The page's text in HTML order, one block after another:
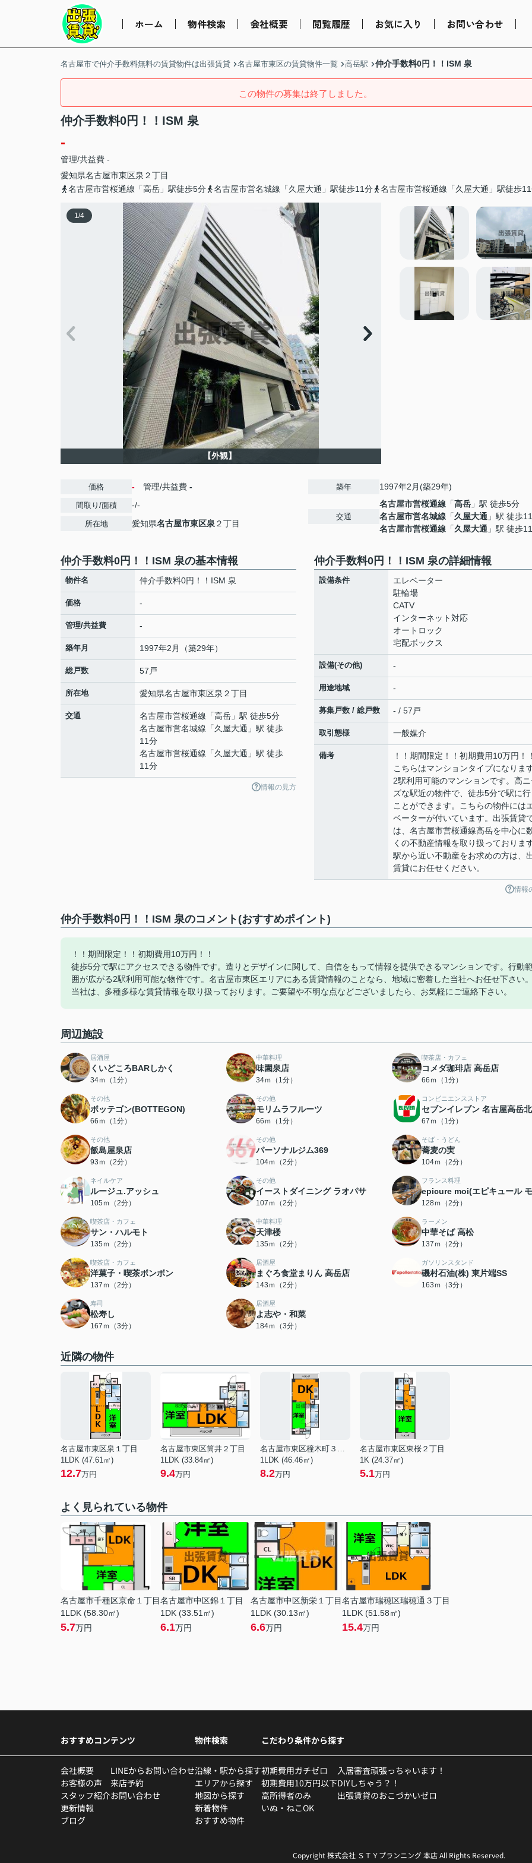
ホーム 物件検索 会社概要 閲覧履歴 お気に入り お問い合わせ
名古屋市で仲介手数料無料の賃貸物件は出張賃貸 名古屋市東区の賃貸物件一覧 高岳駅 仲介手数料0円！！ISM 泉
この物件の募集は終了しました。
仲介手数料0円！！ISM 泉
-
管理/共益費 -
愛知県名古屋市東区泉 ２丁目
名古屋市営桜通線「高岳」駅徒歩5分
名古屋市営名城線「久屋大通」駅徒歩11分 名古屋市営桜通線「久屋大通」駅徒歩
1/4
【外観】
価格 - 管理/共益費 -
間取り/面積 -/-
所在地 愛知県名古屋市東区泉 ２丁目
築年 1997年2月(築29年)
交通
名古屋市営桜通線 「高岳 」駅 徒歩5分
名古屋市営名城線 「久屋大通 」駅 徒歩
名古屋市営桜通線 「久屋大通 」駅 徒歩
仲介手数料0円！！ISM 泉の基本情報
物件名 仲介手数料0円！！ISM 泉
価格 -
管理/共益費 -
築年月 1997年2月（築29年）
総戸数 57戸
所在地 愛知県名古屋市東区泉 ２丁目
交通 名古屋市営桜通線 「高岳 」駅 徒歩5分
名古屋市営名城線 「久屋大通 」駅 徒歩
11分
名古屋市営桜通線 「久屋大通 」駅 徒歩
11分
情報の見方
仲介手数料0円！！ISM 泉の詳細情報
設備条件
エレベーター
駐輪場
CATV
インターネット対応
オートロック
宅配ボックス
設備(その他) -
用途地域 -
募集戸数 / 総戸数 - / 57戸
取引態様 一般媒介
備考
！！期間限定！！初期費用10万円！！
こちらはマンションタイプになります
2駅利用可能のマンションです。高ニ
ズな駅近の物件で、徒歩5分で駅に行
ことができます。こちらの物件には
ベーターが付いています。出張賃貸
は、名古屋市営桜通線高岳を中心に
くの不動産情報を取り扱っております
駅から近い不動産をお求めの方は、
賃貸にお任せください。
情報
仲介手数料0円！！ISM 泉のコメント(おすすめポイント)
！！期間限定！！初期費用10万円！！
徒歩5分で駅にアクセスできる物件です。造りとデザインに関して、自信をもって情報を提供できるマンションです。行動範
囲が広がる2駅利用可能な物件です。名古屋市東区エリアにある賃貸情報のことなら、地域に密着した当社へお任せ下さい。
当社は、多種多様な賃貸情報を取り扱っております。ご要望や不明な点などございましたら、お気軽にご連絡下さい。
周辺施設
居酒屋
くいどころBARしかく
34ｍ（1分）
中華料理
味園泉店
34ｍ（1分）
喫茶店・カフェ
コメダ珈琲店 高岳店
66ｍ（1分）
その他
ボッテゴン(BOTTEGON)
66ｍ（1分）
その他
モリムラフルーツ
66ｍ（1分）
コンビニエンスストア
セブンイレブン 名古屋高岳
67ｍ（1分）
その他
飯島屋泉店
93ｍ（2分）
その他
パーソナルジム369
104ｍ（2分）
そば・うどん
蕎麦の実
104ｍ（2分）
ネイルケア
ルージュ.アッシュ
105ｍ（2分）
その他
イーストダイニング ラオパサ
107ｍ（2分）
フランス料理
epicure moi(エピキュール
128ｍ（2分）
喫茶店・カフェ
サン・ハルモト
135ｍ（2分）
中華料理
天津楼
135ｍ（2分）
ラーメン
中華そば 高松
137ｍ（2分）
喫茶店・カフェ
洋菓子・喫茶ボンボン
137ｍ（2分）
居酒屋
まぐろ食堂まりん 高岳店
143ｍ（2分）
ガソリンスタンド
磯村石油(株) 東片端SS
163ｍ（3分）
寿司
松寿し
167ｍ（3分）
居酒屋
よ志や・和菜
184ｍ（3分）
近隣の物件
名古屋市東区泉１丁目
1LDK (47.61㎡)
12.7万円
名古屋市東区筒井２丁目
1LDK (33.84㎡)
9.4万円
名古屋市東区橦木町３丁目
1LDK (46.46㎡)
8.2万円
名古屋市東区東桜２丁目
1K (24.37㎡)
5.1万円
よく見られている物件
名古屋市千種区京命１丁目
1LDK (58.30㎡)
5.7万円
名古屋市中区錦１丁目
1DK (33.51㎡)
6.1万円
名古屋市中区新栄１丁目
1LDK (30.13㎡)
6.6万円
名古屋市瑞穂区瑞穂通３丁目
1LDK (51.58㎡)
15.4万円
おすすめコンテンツ
会社概要
お客様の声
スタッフ紹介
更新情報
ブログ
LINEからお問い合わせ
来店予約
お問い合わせ
物件検索
沿線・駅から探す
エリアから探す
地図から探す
新着物件
おすすめ物件
こだわり条件から探す
初期費用ガチゼロ
初期費用10万円以下
高所得者のみ
いぬ・ねこOK
入居審査頑張っちゃいます！
DIYしちゃう？！
出張賃貸のおこづかいゼロ
Copyright 株式会社 ＳＴＹプランニング 本店 All Rights Reserved.